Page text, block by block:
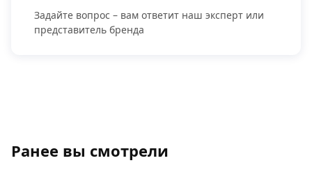
Задайте вопрос – вам ответит наш эксперт или
представитель бренда
Ранее вы смотрели